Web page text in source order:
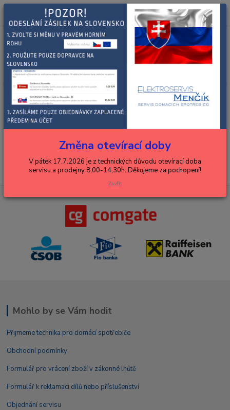
Menu
+420 602 288 130
(Po-Pá, 8-15 hod.)
0ks
za0,00 Kč
ROMO, ZEROWATT
panty
V této kategorii nebylo nalezeno žádné zboží.
Mohlo by se Vám hodit
Přijmeme technika pro domácí spotřebiče
Obchodní podmínky
Formulář pro vrácení zboží v zákonné lhůtě
Formulář k reklamaci dílů nebo příslušenství
Objednání servisu
Změna otevírací doby
V pátek 17.7.2026 je z technických důvodu otevírací doba
servisu a prodejny 8,00-14,30h. Děkujeme za pochopení!
Zavřít